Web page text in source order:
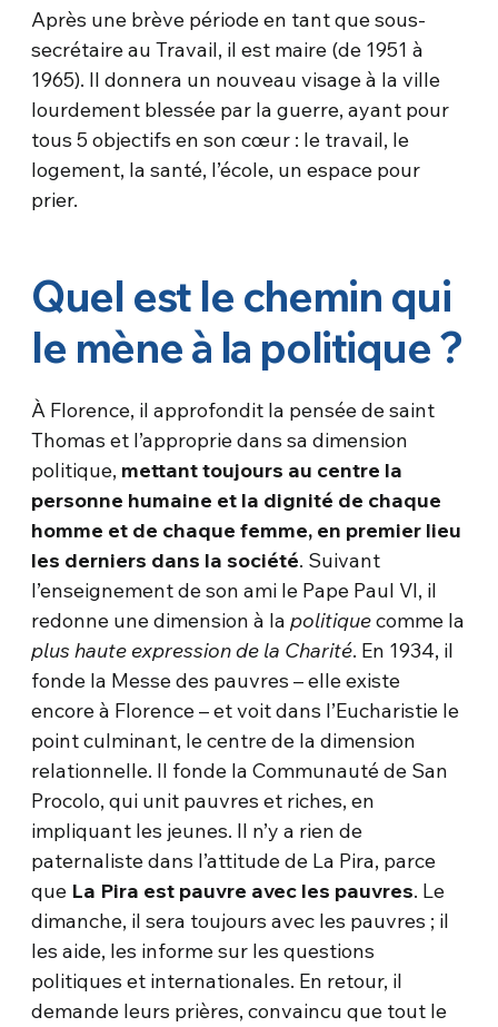
Après une brève période en tant que sous-
secrétaire au Travail, il est maire (de 1951 à
1965). Il donnera un nouveau visage à la ville
lourdement blessée par la guerre, ayant pour
tous 5 objectifs en son cœur : le travail, le
logement, la santé, l’école, un espace pour
prier.
Quel est le chemin qui
le mène à la politique ?
À Florence, il approfondit la pensée de saint
Thomas et l’approprie dans sa dimension
politique, mettant toujours au centre la
personne humaine et la dignité de chaque
homme et de chaque femme, en premier lieu
les derniers dans la société. Suivant
l’enseignement de son ami le Pape Paul VI, il
redonne une dimension à lapolitiquecomme la
plus haute expression de la Charité. En 1934, il
fonde la Messe des pauvres – elle existe
encore à Florence – et voit dans l’Eucharistie le
point culminant, le centre de la dimension
relationnelle. Il fonde la Communauté de San
Procolo, qui unit pauvres et riches, en
impliquant les jeunes. Il n’y a rien de
paternaliste dans l’attitude de La Pira, parce
que La Pira est pauvre avec les pauvres. Le
dimanche, il sera toujours avec les pauvres ; il
les aide, les informe sur les questions
politiques et internationales. En retour, il
demande leurs prières, convaincu que tout le